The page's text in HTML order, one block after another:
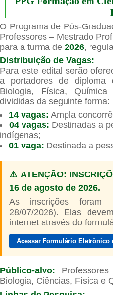
PPG Formação em
O Programa de Pós-
Professores – Mestrado
para a turma de 2026,
Distribuição de Vagas:
Para este edital serão
a portadores de diploma
Biologia, Física,
divididas da seguinte forma:
14 vagas: Ampla
04 vagas:
Destinadas a
e indígenas;
01 vaga:
Destinada a
⚠️ ATENÇÃO:
16 de agosto de 2026.
As inscrições foram
28/07/2026). Elas
Acessar Formulário
Público-alvo:Professores
Biologia, Ciências, Física e
Guia de boas práticas